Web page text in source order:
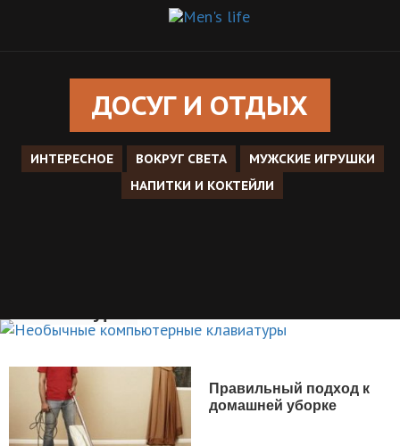
ДОСУГ И ОТДЫХ
ИНТЕРЕСНОЕ ВОКРУГ СВЕТА
МУЖСКИЕ ИГРУШКИ
НАПИТКИ И КОКТЕЙЛИ
Правильный подход к
домашней уборке